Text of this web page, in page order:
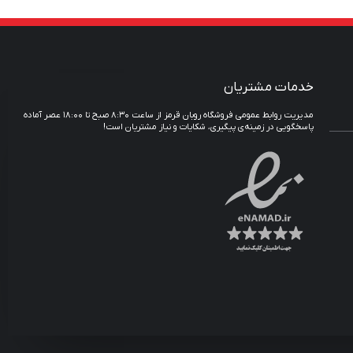
خدمات مشتریان
مدیریت روابط عمومی فروشگاه روبان قرمز از ساعت ۸:۳۰ صبح تا ۱۸:۰۰ عصر آماده
پاسخگویی در زمینه‌ی پیگیری، شکایات و نیاز مشتریان است!